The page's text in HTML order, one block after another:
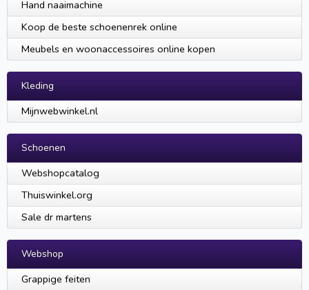
Hand naaimachine
Koop de beste schoenenrek online
Meubels en woonaccessoires online kopen
Kleding
Mijnwebwinkel.nl
Schoenen
Webshopcatalog
Thuiswinkel.org
Sale dr martens
Webshop
Grappige feiten